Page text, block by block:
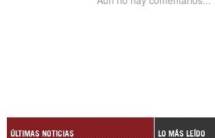
ÚLTIMAS NOTICIAS LO MÁS LEÍDO